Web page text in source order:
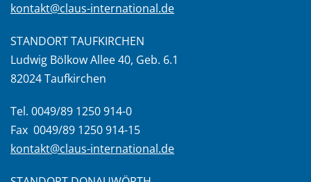
kontakt@claus-international.de
STANDORT TAUFKIRCHEN
Ludwig Bölkow Allee 40, Geb. 6.1
82024 Taufkirchen
Tel. 0049/89 1250 914-0
Fax 0049/89 1250 914-15
kontakt@claus-international.de